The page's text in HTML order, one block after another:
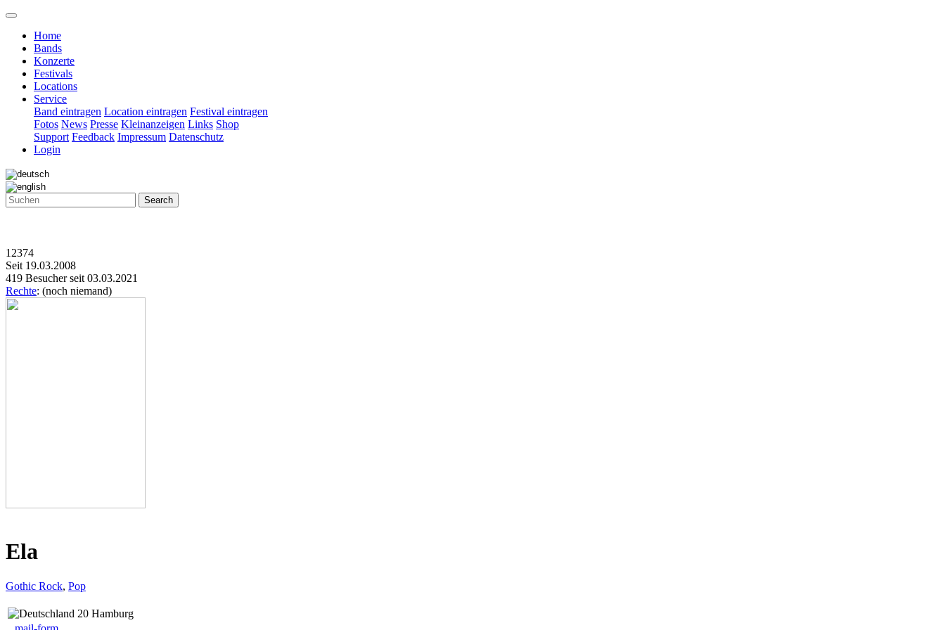
Home
Bands
Konzerte
Festivals
Locations
Service
Band eintragen Location eintragen Festival eintragen
Fotos News Presse Kleinanzeigen Links Shop
Support Feedback Impressum Datenschutz
Login
Search
12374
Seit 19.03.2008
419 Besucher seit 03.03.2021
Rechte: (noch niemand)
Ela
Gothic Rock, Pop
20 Hamburg